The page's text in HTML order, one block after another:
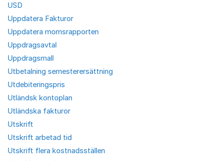
USD
Uppdatera Fakturor
Uppdatera momsrapporten
Uppdragsavtal
Uppdragsmall
Utbetalning semesterersättning
Utdebiteringspris
Utländsk kontoplan
Utländska fakturor
Utskrift
Utskrift arbetad tid
Utskrift flera kostnadsställen